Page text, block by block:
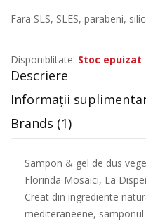
Fara SLS, SLES, parabeni,
Disponiblitate: Stoc epuizat
Descriere
Informații
Brands (1)
Sampon & gel de dus
Florinda Mosaici, La
Creat din ingrediente
mediteraneene,